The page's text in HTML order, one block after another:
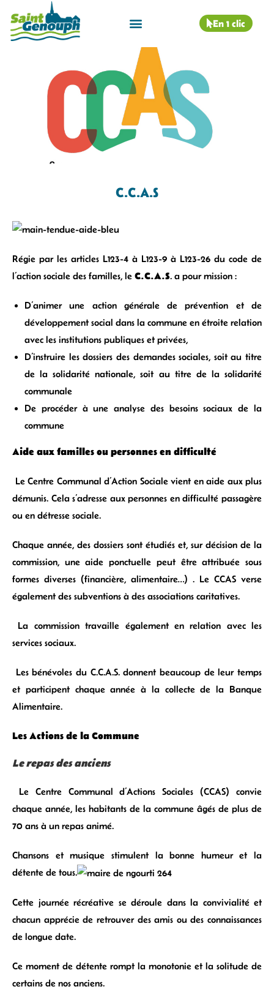
En 1 clic
C.C.A.S
Régie par les articles L123-4 à L123-9 à L123-26 du code de
l’action sociale des familles, le C.C.A.S. a pour mission :
D’animer une action générale de prévention et de
développement social dans la commune en étroite relation
avec les institutions publiques et privées,
D’instruire les dossiers des demandes sociales, soit au titre
de la solidarité nationale, soit au titre de la solidarité
communale
De procéder à une analyse des besoins sociaux de la
commune
Aide aux familles ou personnes en difficulté
Le Centre Communal d’Action Sociale vient en aide aux plus
démunis. Cela s’adresse aux personnes en difficulté passagère
ou en détresse sociale.
Chaque année, des dossiers sont étudiés et, sur décision de la
commission, une aide ponctuelle peut être attribuée sous
formes diverses (financière, alimentaire…) . Le CCAS verse
également des subventions à des associations caritatives.
La commission travaille également en relation avec les
services sociaux.
Les bénévoles du C.C.A.S. donnent beaucoup de leur temps
et participent chaque année à la collecte de la Banque
Alimentaire.
Les Actions de la Commune
Le repas des anciens
Le Centre Communal d’Actions Sociales (CCAS) convie
chaque année, les habitants de la commune âgés de plus de
70 ans à un repas animé.
Chansons et musique stimulent la bonne humeur et la
détente de tous.
Cette journée récréative se déroule dans la convivialité et
chacun apprécie de retrouver des amis ou des connaissances
de longue date.
Ce moment de détente rompt la monotonie et la solitude de
certains de nos anciens.